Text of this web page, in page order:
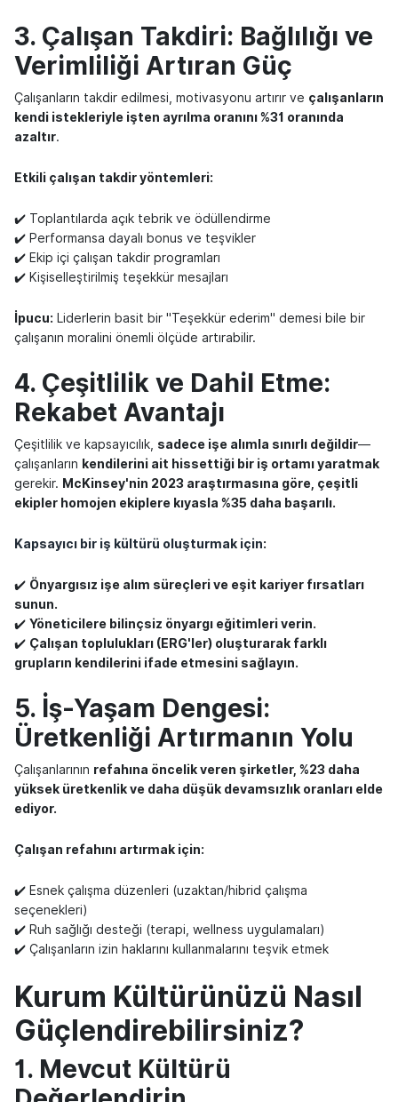
3. Çalışan Takdiri: Bağlılığı ve
Verimliliği Artıran Güç
Çalışanların takdir edilmesi, motivasyonu artırır ve çalışanların
kendi istekleriyle işten ayrılma oranını %31 oranında
azaltır.
Etkili çalışan takdir yöntemleri:
✔️ Toplantılarda açık tebrik ve ödüllendirme
✔️ Performansa dayalı bonus ve teşvikler
✔️ Ekip içi çalışan takdir programları
✔️ Kişiselleştirilmiş teşekkür mesajları
İpucu: Liderlerin basit bir "Teşekkür ederim" demesi bile bir
çalışanın moralini önemli ölçüde artırabilir.
4. Çeşitlilik ve Dahil Etme:
Rekabet Avantajı
Çeşitlilik ve kapsayıcılık, sadece işe alımla sınırlı değildir—
çalışanların kendilerini ait hissettiği bir iş ortamı yaratmak
gerekir. McKinsey'nin 2023 araştırmasına göre, çeşitli
ekipler homojen ekiplere kıyasla %35 daha başarılı.
Kapsayıcı bir iş kültürü oluşturmak için:
✔️ Önyargısız işe alım süreçleri ve eşit kariyer fırsatları
sunun.
✔️ Yöneticilere bilinçsiz önyargı eğitimleri verin.
✔️ Çalışan toplulukları (ERG'ler) oluşturarak farklı
grupların kendilerini ifade etmesini sağlayın.
5. İş-Yaşam Dengesi:
Üretkenliği Artırmanın Yolu
Çalışanlarının refahına öncelik veren şirketler, %23 daha
yüksek üretkenlik ve daha düşük devamsızlık oranları elde
ediyor.
Çalışan refahını artırmak için:
✔️ Esnek çalışma düzenleri (uzaktan/hibrid çalışma
seçenekleri)
✔️ Ruh sağlığı desteği (terapi, wellness uygulamaları)
✔️ Çalışanların izin haklarını kullanmalarını teşvik etmek
Kurum Kültürünüzü Nasıl
Güçlendirebilirsiniz?
1. Mevcut Kültürü